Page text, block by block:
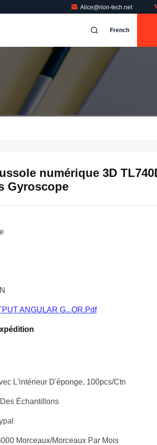
Alice@rion-tech.net
French
numérique 3D
Gyroscope
ANGULAR G...OR.pdf
L'intérieur D'éponge, 100pcs/ctn
Échantillons
Morceaux/morceaux Par Mois